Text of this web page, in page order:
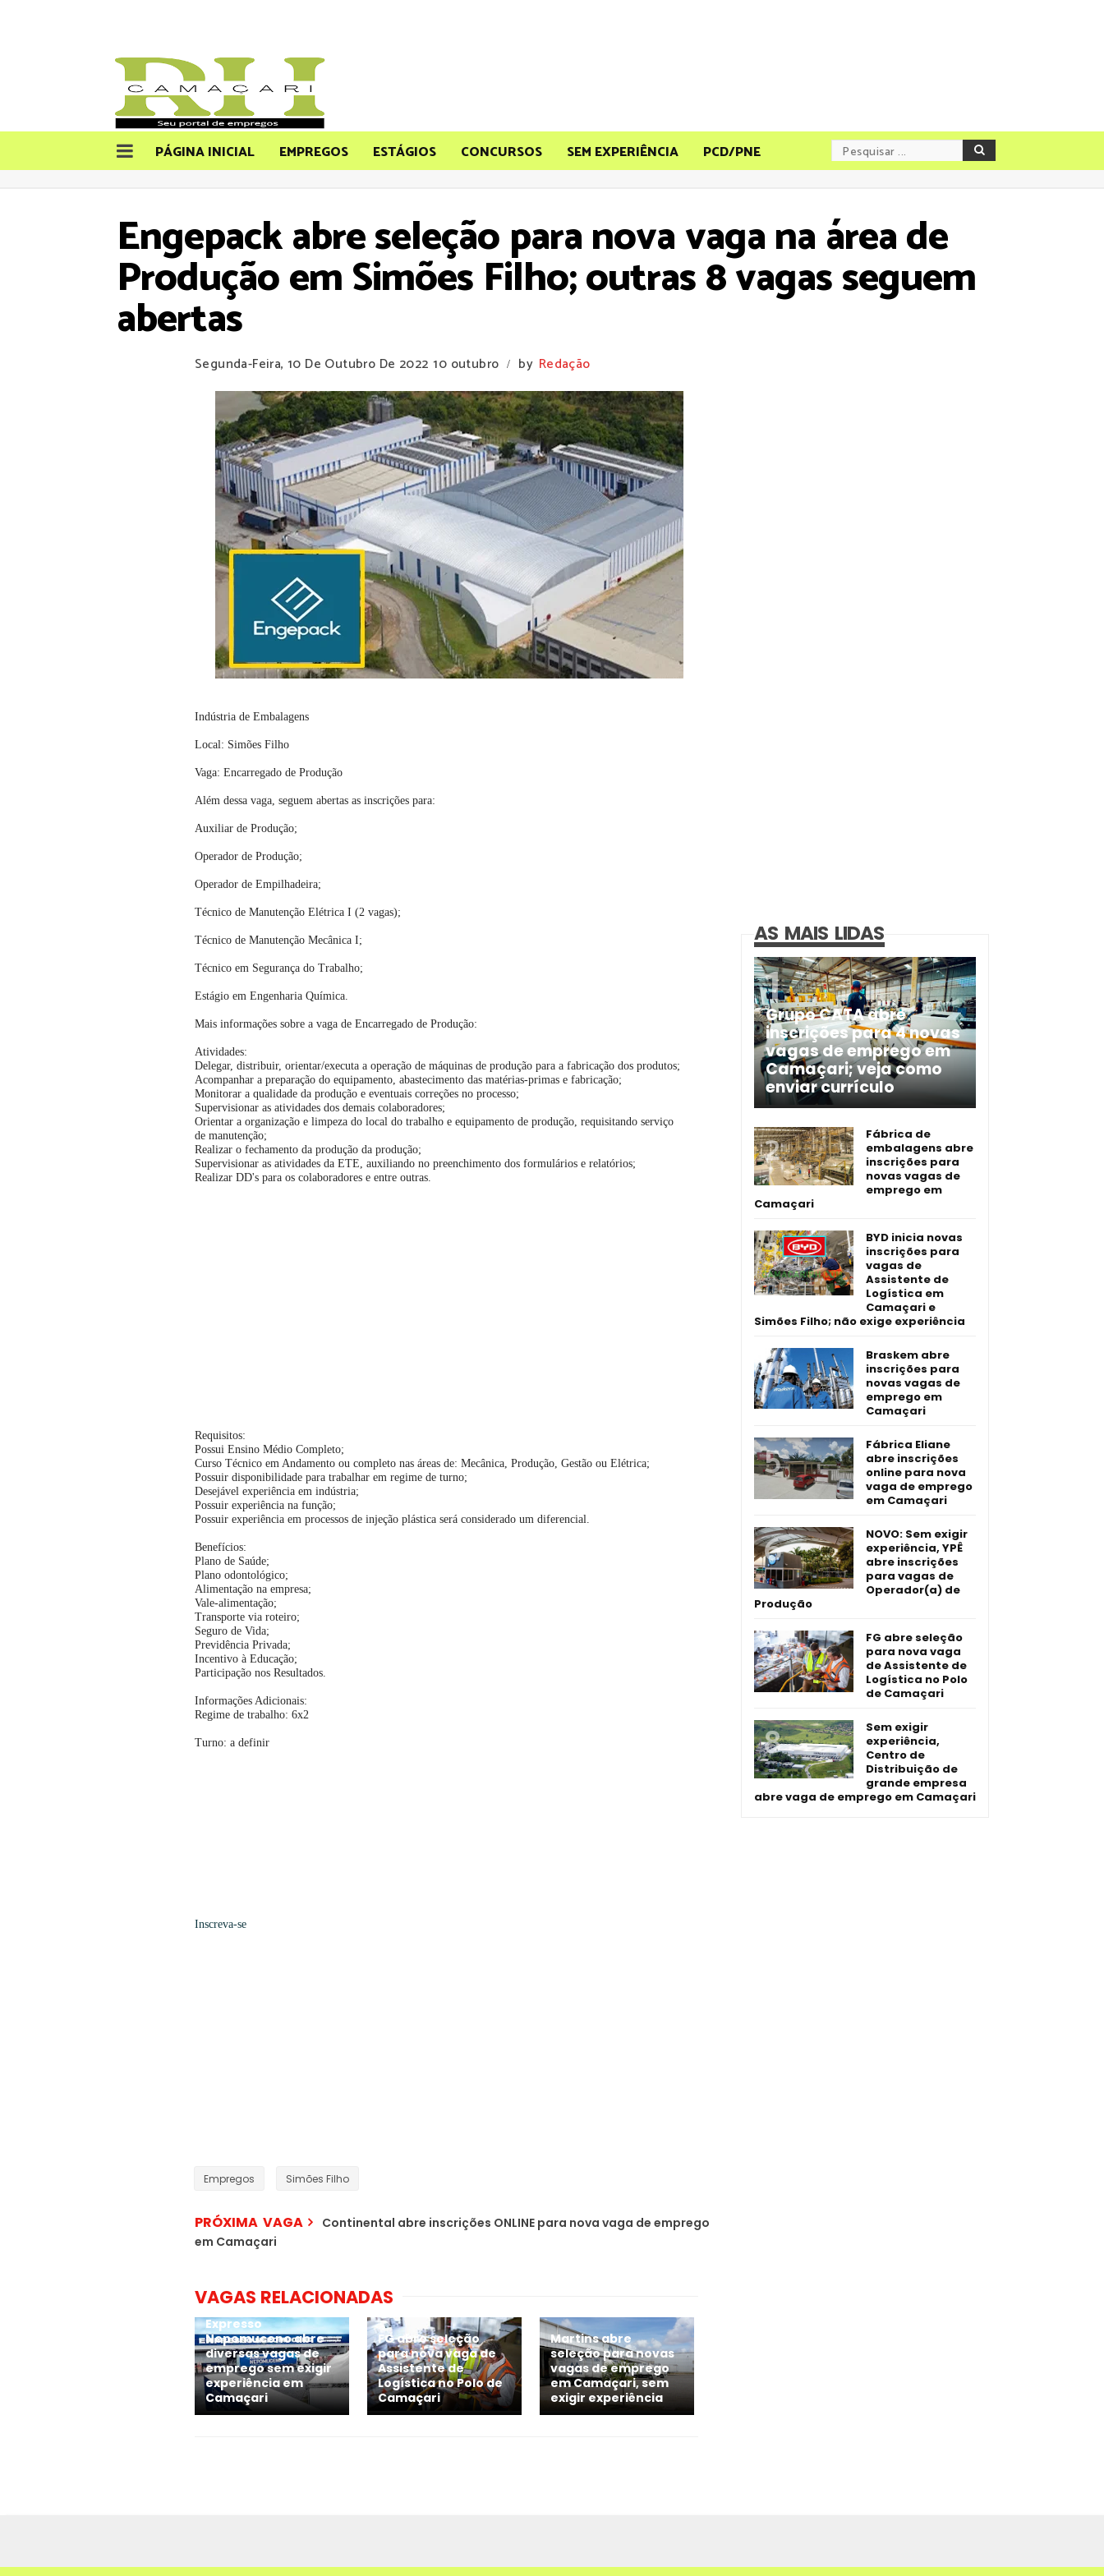
PÁGINA INICIAL EMPREGOS ESTÁGIOS CONCURSOS SEM EXPERIÊNCIA PCD/PNE
Engepack abre seleção para nova vaga na área de
Produção em Simões Filho; outras 8 vagas seguem
abertas
Segunda-Feira, 10 De Outubro De 2022 10 outubro / by Redação
Indústria de Embalagens
Local: Simões Filho
Vaga: Encarregado de Produção
Além dessa vaga, seguem abertas as inscrições para:
Auxiliar de Produção;
Operador de Produção;
Operador de Empilhadeira;
Técnico de Manutenção Elétrica I (2 vagas);
Técnico de Manutenção Mecânica I;
Técnico em Segurança do Trabalho;
Estágio em Engenharia Química.
Mais informações sobre a vaga de Encarregado de Produção:
Atividades:
Delegar, distribuir, orientar/executa a operação de máquinas de produção para a fabricação dos produtos;
Acompanhar a preparação do equipamento, abastecimento das matérias-primas e fabricação;
Monitorar a qualidade da produção e eventuais correções no processo;
Supervisionar as atividades dos demais colaboradores;
Orientar a organização e limpeza do local do trabalho e equipamento de produção, requisitando serviço
de manutenção;
Realizar o fechamento da produção da produção;
Supervisionar as atividades da ETE, auxiliando no preenchimento dos formulários e relatórios;
Realizar DD's para os colaboradores e entre outras.
Requisitos:
Possui Ensino Médio Completo;
Curso Técnico em Andamento ou completo nas áreas de: Mecânica, Produção, Gestão ou Elétrica;
Possuir disponibilidade para trabalhar em regime de turno;
Desejável experiência em indústria;
Possuir experiência na função;
Possuir experiência em processos de injeção plástica será considerado um diferencial.
Benefícios:
Plano de Saúde;
Plano odontológico;
Alimentação na empresa;
Vale-alimentação;
Transporte via roteiro;
Seguro de Vida;
Previdência Privada;
Incentivo à Educação;
Participação nos Resultados.
Informações Adicionais:
Regime de trabalho: 6x2
Turno: a definir
Inscreva-se
Empregos Simões Filho
PRÓXIMA VAGA
Continental abre inscrições ONLINE para nova vaga de emprego
em Camaçari
VAGAS RELACIONADAS
Expresso
Nepomuceno abre
diversas vagas de
emprego sem exigir
experiência em
Camaçari
FG abre seleção
para nova vaga de
Assistente de
Logística no Polo de
Camaçari
Martins abre
seleção para novas
vagas de emprego
em Camaçari, sem
exigir experiência
AS MAIS LIDAS
Grupo CATA abre
inscrições para 4 novas
vagas de emprego em
Camaçari; veja como
enviar currículo
Fábrica de
embalagens abre
inscrições para
novas vagas de
emprego em
Camaçari
BYD inicia novas
inscrições para
vagas de
Assistente de
Logística em
Camaçari e
Simões Filho; não exige experiência
Braskem abre
inscrições para
novas vagas de
emprego em
Camaçari
Fábrica Eliane
abre inscrições
online para nova
vaga de emprego
em Camaçari
NOVO: Sem exigir
experiência, YPÊ
abre inscrições
para vagas de
Operador(a) de
Produção
FG abre seleção
para nova vaga
de Assistente de
Logística no Polo
de Camaçari
Sem exigir
experiência,
Centro de
Distribuição de
grande empresa
abre vaga de emprego em Camaçari